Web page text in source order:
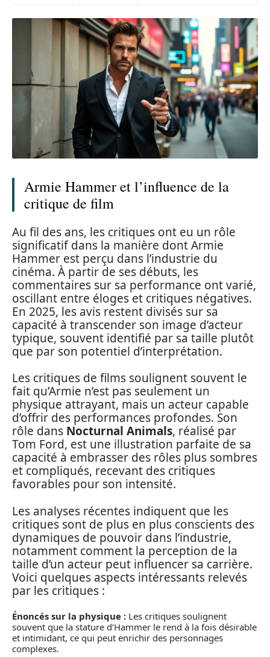
Armie Hammer et l’influence de la
critique de film
Au fil des ans, les critiques ont eu un rôle
significatif dans la manière dont Armie
Hammer est perçu dans l’industrie du
cinéma. À partir de ses débuts, les
commentaires sur sa performance ont varié,
oscillant entre éloges et critiques négatives.
En 2025, les avis restent divisés sur sa
capacité à transcender son image d’acteur
typique, souvent identifié par sa taille plutôt
que par son potentiel d’interprétation.
Les critiques de films soulignent souvent le
fait qu’Armie n’est pas seulement un
physique attrayant, mais un acteur capable
d’offrir des performances profondes. Son
rôle dans Nocturnal Animals, réalisé par
Tom Ford, est une illustration parfaite de sa
capacité à embrasser des rôles plus sombres
et compliqués, recevant des critiques
favorables pour son intensité.
Les analyses récentes indiquent que les
critiques sont de plus en plus conscients des
dynamiques de pouvoir dans l’industrie,
notamment comment la perception de la
taille d’un acteur peut influencer sa carrière.
Voici quelques aspects intéressants relevés
par les critiques :
Énoncés sur la physique : Les critiques soulignent
souvent que la stature d’Hammer le rend à la fois désirable
et intimidant, ce qui peut enrichir des personnages
complexes.